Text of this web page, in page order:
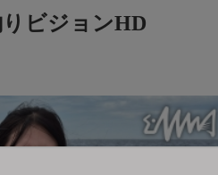
ビジョンHD